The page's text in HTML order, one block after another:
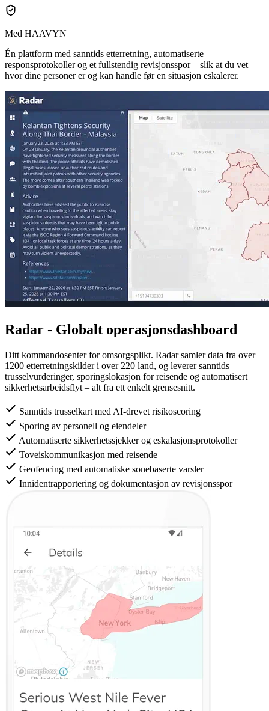
Med HAAVYN
Én plattform med sanntids etterretning, automatiserte
responsprotokoller og et fullstendig revisjonsspor – slik at du vet
hvor dine personer er og kan handle før en situasjon eskalerer.
Radar - Globalt operasjonsdashboard
Ditt kommandosenter for omsorgsplikt. Radar samler data fra over
1200 etterretningskilder i over 220 land, og leverer sanntids
trusselvurderinger, sporingslokasjon for reisende og automatisert
sikkerhetsarbeidsflyt – alt fra ett enkelt grensesnitt.
Sanntids trusselkart med AI-drevet risikoscoring
Sporing av personell og eiendeler
Automatiserte sikkerhetssjekker og eskalasjonsprotokoller
Toveiskommunikasjon med reisende
Geofencing med automatiske sonebaserte varsler
Innidentrapportering og dokumentasjon av revisjonsspor